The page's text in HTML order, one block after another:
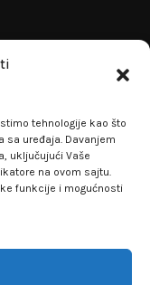
tehnologije kao što
sa uređaja. Davanjem
uključujući Vaše
na ovom sajtu.
funkcije i mogućnosti